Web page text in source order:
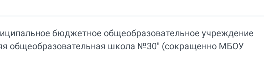
бюджетное общеобразовательное учреждение
общеобразовательная школа №30" (сокращенно МБОУ